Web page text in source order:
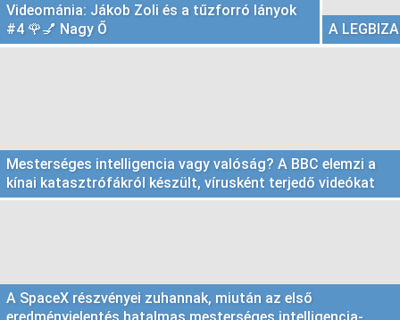
Videománia: Jákob Zoli és a tűzforró lányok
#4 🌹💅 Nagy Ő
A
Mesterséges intelligencia vagy valóság? A BBC elemzi a
kínai katasztrófákról készült, vírusként terjedő videókat
A SpaceX részvényei zuhannak, miután az első
eredményjelentés hatalmas mesterséges intelligencia-